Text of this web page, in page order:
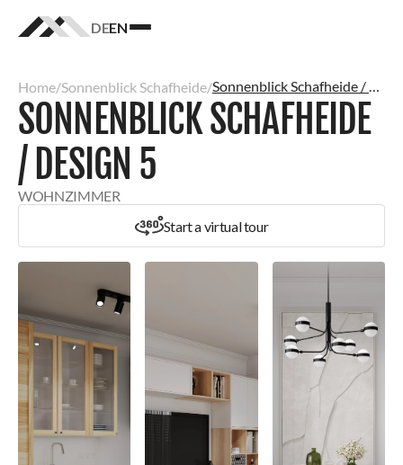
DEEN
Home/Sonnenblick Schafheide/ Sonnenblick Schafheide / Design 5
SONNENBLICK SCHAFHEIDE
/ DESIGN 5
WOHNZIMMER
Start a virtual tour